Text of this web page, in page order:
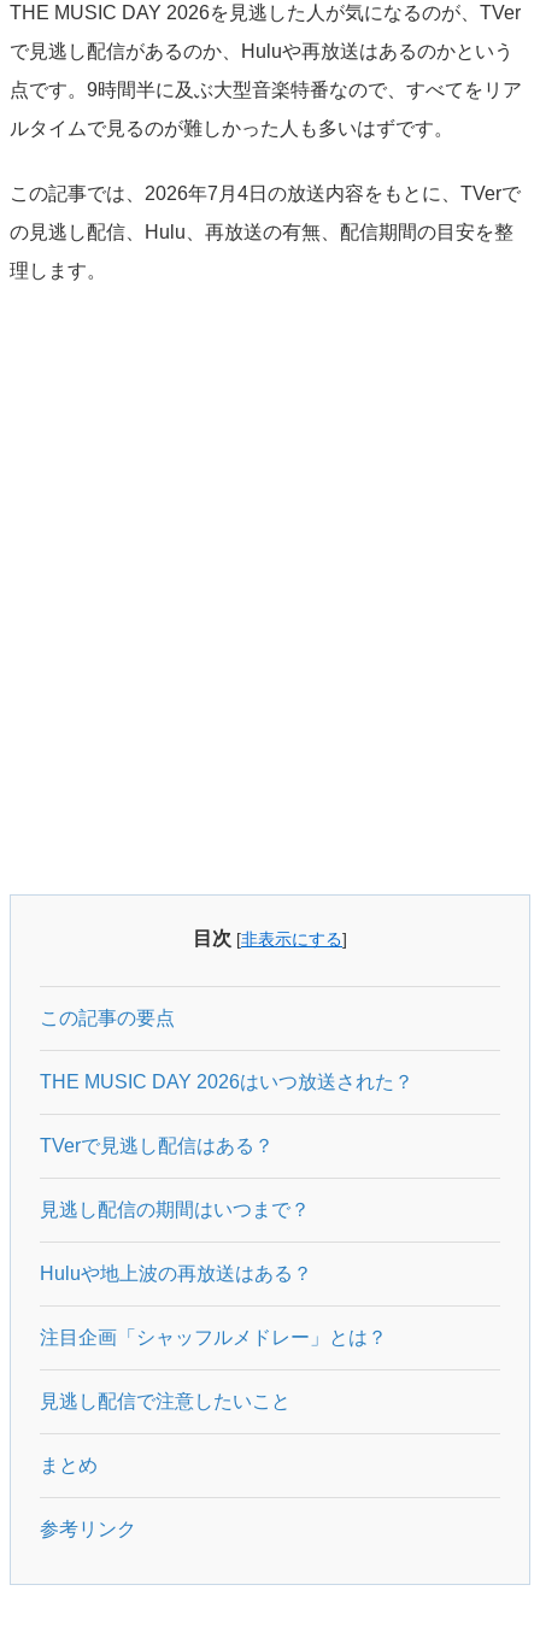
THE MUSIC DAY 2026を見逃した人が気になるのが、TVer
で見逃し配信があるのか、Huluや再放送はあるのかという
点です。9時間半に及ぶ大型音楽特番なので、すべてをリア
ルタイムで見るのが難しかった人も多いはずです。
この記事では、2026年7月4日の放送内容をもとに、TVerで
の見逃し配信、Hulu、再放送の有無、配信期間の目安を整
理します。
目次 [非表示にする]
この記事の要点
THE MUSIC DAY 2026はいつ放送された？
TVerで見逃し配信はある？
見逃し配信の期間はいつまで？
Huluや地上波の再放送はある？
注目企画「シャッフルメドレー」とは？
見逃し配信で注意したいこと
まとめ
参考リンク